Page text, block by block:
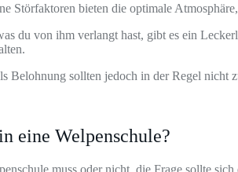
Störfaktoren bieten die optimale
du von ihm verlangt hast, gibt es ein
Belohnung sollten jedoch in der Regel
eine Welpenschule?
muss oder nicht, die Frage sollte